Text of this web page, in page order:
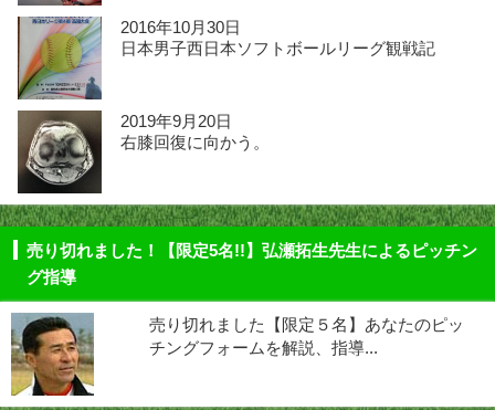
2016年10月30日
日本男子西日本ソフトボールリーグ観戦記
2019年9月20日
右膝回復に向かう。
売り切れました！【限定5名!!】弘瀬拓生先生によるピッチン
グ指導
売り切れました【限定５名】あなたのピッ
チングフォームを解説、指導...